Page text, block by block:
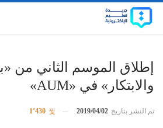
إطلاق الموسم الثاني من
والابتكار» في «AUM»
تم النشر بتاريخ 2019/04/02